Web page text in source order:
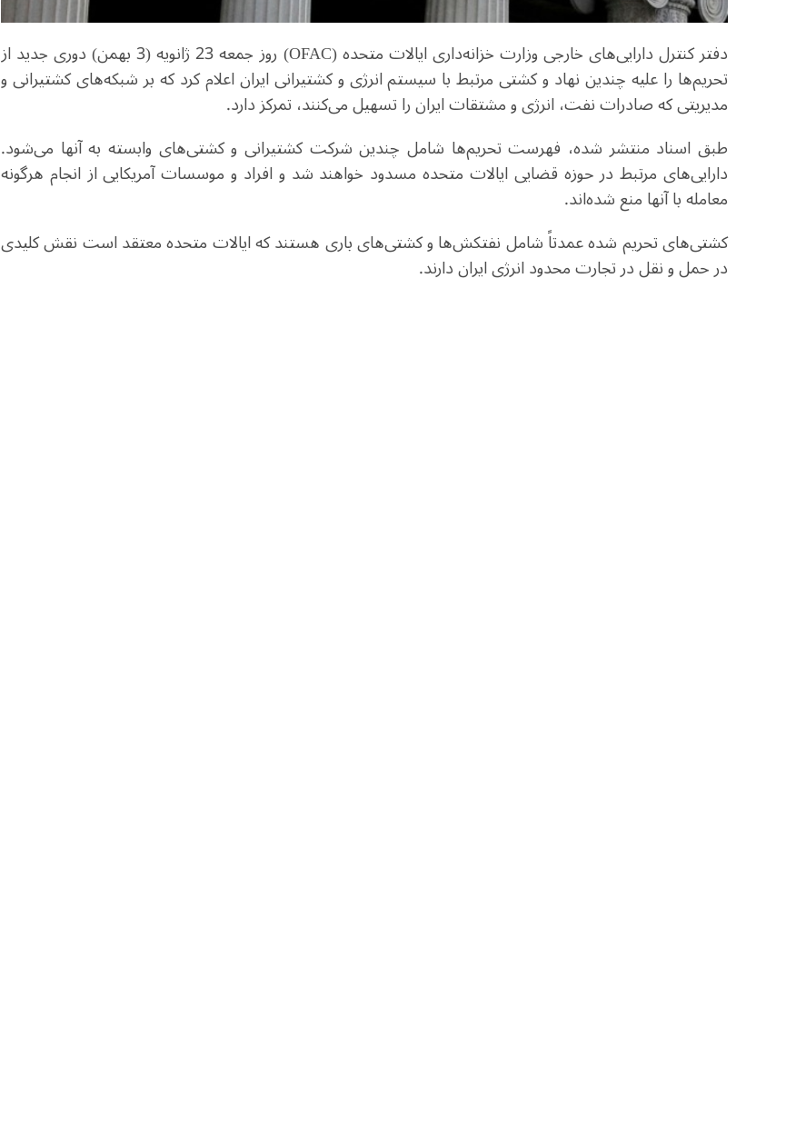
دفتر کنترل دارایی‌های خارجی وزارت خزانه‌داری ایالات متحده (OFAC) روز جمعه 23 ژانویه (3 بهمن) دوری جدید از
تحریم‌ها را علیه چندین نهاد و کشتی مرتبط با سیستم انرژی و کشتیرانی ایران اعلام کرد که بر شبکه‌های کشتیرانی و
مدیریتی که صادرات نفت، انرژی و مشتقات ایران را تسهیل می‌کنند، تمرکز دارد.
طبق اسناد منتشر شده، فهرست تحریم‌ها شامل چندین شرکت کشتیرانی و کشتی‌های وابسته به آنها می‌شود.
دارایی‌های مرتبط در حوزه قضایی ایالات متحده مسدود خواهند شد و افراد و موسسات آمریکایی از انجام هرگونه
معامله با آنها منع شده‌اند.
کشتی‌های تحریم شده عمدتاً شامل نفتکش‌ها و کشتی‌های باری هستند که ایالات متحده معتقد است نقش کلیدی
در حمل و نقل در تجارت محدود انرژی ایران دارند.